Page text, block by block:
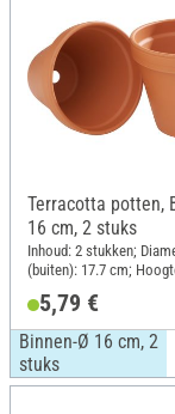
Terracotta potten,
16 cm, 2 stuks
Inhoud: 2 stukken;
(buiten): 17.7 cm;
5,79 €
Binnen-Ø 16 cm, 2
stuks